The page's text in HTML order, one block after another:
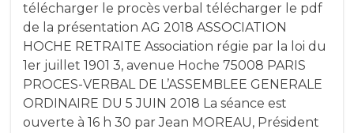
télécharger le procès verbal télécharger le pdf
de la présentation AG 2018 ASSOCIATION
HOCHE RETRAITE Association régie par la loi du
1er juillet 1901 3, avenue Hoche 75008 PARIS
PROCES-VERBAL DE L’ASSEMBLEE GENERALE
ORDINAIRE DU 5 JUIN 2018 La séance est
ouverte à 16 h 30 par Jean MOREAU, Président